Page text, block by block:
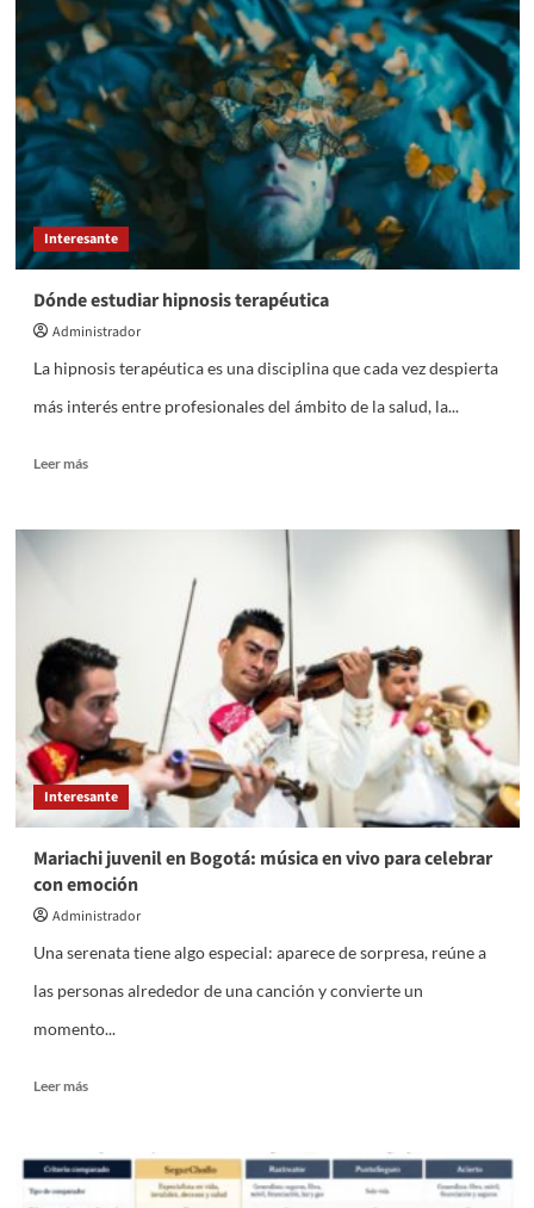
si
una
piscina
pierde
agua
o
simplemente
se
está
evaporando
Interesante
Dónde estudiar hipnosis terapéutica
Administrador
La hipnosis terapéutica es una disciplina que cada vez despierta
más interés entre profesionales del ámbito de la salud, la...
Leer másLeer
Dónde
Interesante
Mariachi juvenil en Bogotá: música en vivo para celebrar
con emoción
Administrador
Una serenata tiene algo especial: aparece de sorpresa, reúne a
las personas alrededor de una canción y convierte un
momento...
Leer másLeer
Mariachi
juvenil